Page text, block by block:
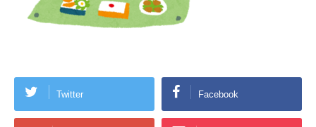
Twitter Facebook